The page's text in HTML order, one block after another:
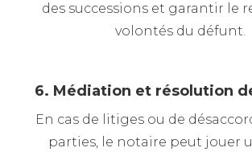
des successions et garantir le
volontés du défunt.
6. Médiation et résolution
En cas de litiges ou de
parties, le notaire peut jouer